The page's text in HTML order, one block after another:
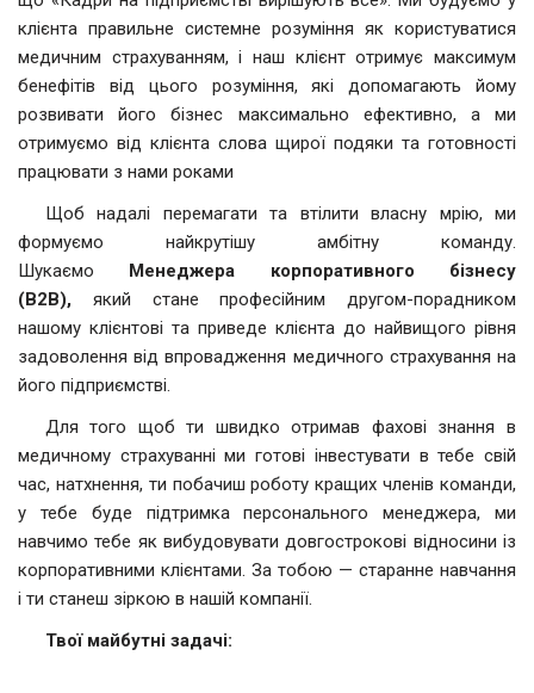
клієнта правильне системне розуміння як користуватися
медичним страхуванням, і наш клієнт отримує максимум
бенефітів від цього розуміння, які допомагають йому
розвивати його бізнес максимально ефективно, а ми
отримуємо від клієнта слова щирої подяки та готовності
працювати з нами роками
Щоб надалі перемагати та втілити власну мрію, ми
формуємо найкрутішу амбітну команду.
Шукаємо Менеджера корпоративного бізнесу
(B2B), який стане професійним другом-порадником
нашому клієнтові та приведе клієнта до найвищого рівня
задоволення від впровадження медичного страхування на
його підприємстві.
Для того щоб ти швидко отримав фахові знання в
медичному страхуванні ми готові інвестувати в тебе свій
час, натхнення, ти побачиш роботу кращих членів команди,
у тебе буде підтримка персонального менеджера, ми
навчимо тебе як вибудовувати довгострокові відносини із
корпоративними клієнтами. За тобою — старанне навчання
і ти станеш зіркою в нашій компанії.
Твої майбутні задачі: